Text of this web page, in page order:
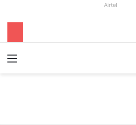
Airtel